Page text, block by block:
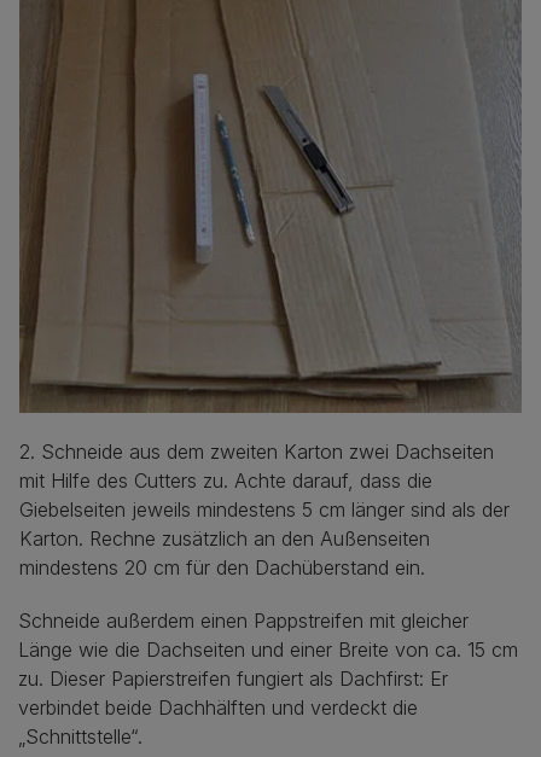
2. Schneide aus dem zweiten Karton zwei Dachseiten
mit Hilfe des Cutters zu. Achte darauf, dass die
Giebelseiten jeweils mindestens 5 cm länger sind als der
Karton. Rechne zusätzlich an den Außenseiten
mindestens 20 cm für den Dachüberstand ein.
Schneide außerdem einen Pappstreifen mit gleicher
Länge wie die Dachseiten und einer Breite von ca. 15 cm
zu. Dieser Papierstreifen fungiert als Dachfirst: Er
verbindet beide Dachhälften und verdeckt die
„Schnittstelle“.